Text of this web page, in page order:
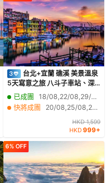
台北+宜蘭 礁溪 美景溫泉
5天寫意之旅 八斗子車站、深
澳漁港海天步道+潮境公園、正
濱漁港彩色屋、淡水漁人碼
頭、幾米廣場、全日自由活動
【免費代辦台灣簽證(網證)*】
已成團
18/08,22/08,29/08,01/09,02/09,05/09,09/09,12/09,16/09,17/09,22/09,24/09,06/10,08/10,13/10,15/10,20/10,14/11
快將成團
20/08,25/08,26/08,03/09,07/09,08/09,10/09,15/09,19/09,20/09,23/09,26/09,27/09,29/09,30/09,04/10,07/10,10/10,14/10,17/10
HKD 1,599
HKD 999+
6% OFF